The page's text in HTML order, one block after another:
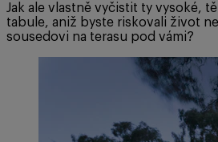
Jak ale vlastně vyčistit ty vysoké,
tabule, aniž byste riskovali život
sousedovi na terasu pod vámi?